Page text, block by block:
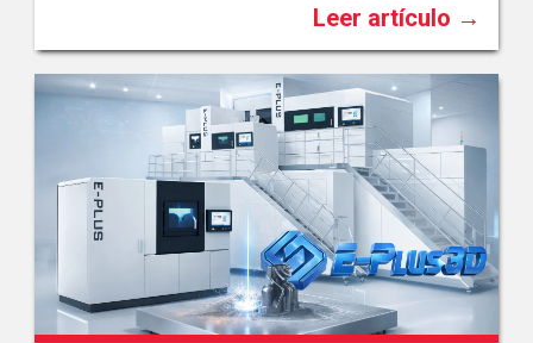
Leer artículo →